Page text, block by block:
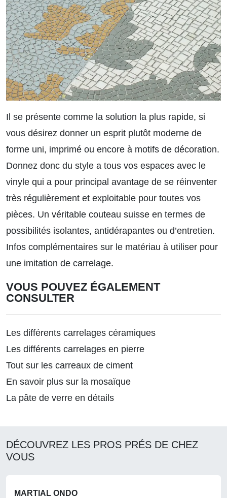
Il se présente comme la solution la plus rapide, si
vous désirez donner un esprit plutôt moderne de
forme uni, imprimé ou encore à motifs de décoration.
Donnez donc du style a tous vos espaces avec le
vinyle qui a pour principal avantage de se réinventer
très régulièrement et exploitable pour toutes vos
pièces. Un véritable couteau suisse en termes de
possibilités isolantes, antidérapantes ou d’entretien.
Infos complémentaires sur le matériau à utiliser pour
une imitation de carrelage.
VOUS POUVEZ ÉGALEMENT
CONSULTER
Les différents carrelages céramiques
Les différents carrelages en pierre
Tout sur les carreaux de ciment
En savoir plus sur la mosaïque
La pâte de verre en détails
DÉCOUVREZ LES PROS PRÉS DE CHEZ
VOUS
MARTIAL ONDO